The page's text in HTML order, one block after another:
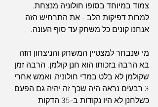
צמוד במיוחד בסופו חולוניה מנצחת.
למרות דפיקות הלב - את התרחיש הזה
אנחנו קונים כל משחק עד סוף העונה.
מי שנבחר למצטיין המשחק והניצחון הזה
בא הרבה בזכותו הוא חנן קולמן. הרבה זמן
שקולמן לא בלט במדי חולוניה, ואמש אחרי
3 רבעים נראה היה שכך זה יהיה גם הפעם
כשלחנן לא היו נקודות ב-35 הדקות